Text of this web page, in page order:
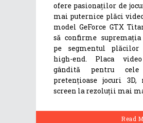
ofere pasionaților de
mai puternice plăci
model GeForce GTX
să confirme supremația
pe segmentul plăcilor
high-end. Placa
gândită pentru
pretențioase jocuri 3D,
screen la rezoluții mai
Read